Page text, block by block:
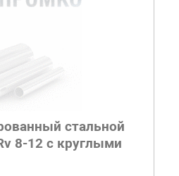
стальной
8-12 с круглыми